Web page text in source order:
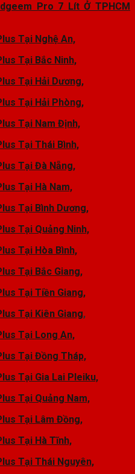
Pro 7 Lít Ở TPHCM
Tại Nghệ An,
Tại Bắc Ninh,
Tại Hải Dương,
Tại Hải Phòng,
Tại Nam Định,
Tại Thái Bình,
Tại Đà Nẵng,
Tại Hà Nam,
Tại Bình Dương,
Tại Quảng Ninh,
Tại Hòa Bình,
Tại Bắc Giang,
Tại Tiền Giang,
Tại Kiên Giang,
Tại Long An,
Tại Đồng Tháp,
Tại Gia Lai Pleiku,
Tại Quảng Nam,
Tại Lâm Đồng,
Tại Hà Tĩnh,
Tại Thái Nguyên,